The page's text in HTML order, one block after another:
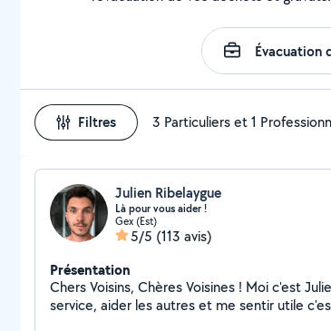
Filtres 3 Particuliers et 1
Julien Ribelaygue
Là pour vous aider !
Gex (Est)
5/5 (113 avis)
Présentation
Chers Voisins, Chères Voisines ! Moi c'est Julien, Rendre
service, aider les autres et me sentir utile